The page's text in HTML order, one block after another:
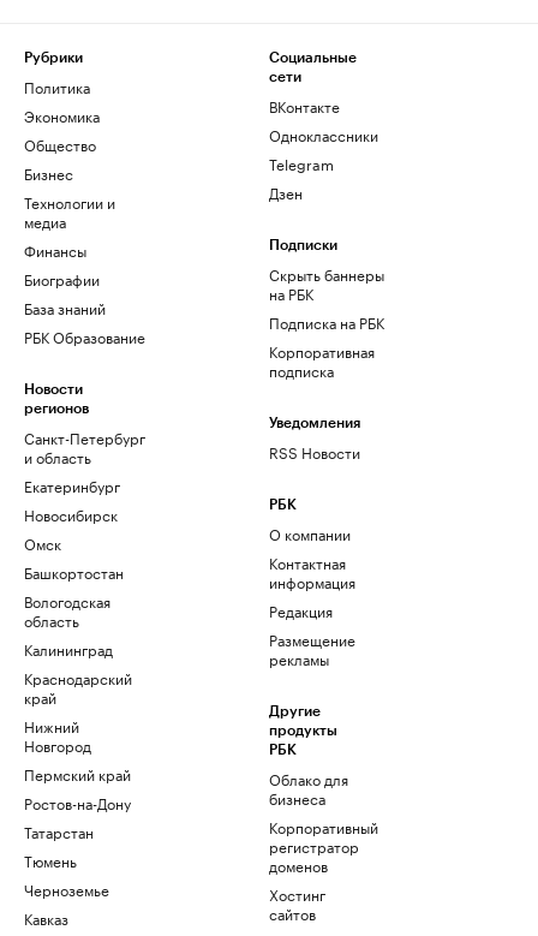
Рубрики
Политика
Экономика
Общество
Бизнес
Технологии и
медиа
Финансы
Биографии
База знаний
РБК Образование
Новости
регионов
Санкт-Петербург
и область
Екатеринбург
Новосибирск
Омск
Башкортостан
Вологодская
область
Калининград
Краснодарский
край
Нижний
Новгород
Пермский край
Ростов-на-Дону
Татарстан
Тюмень
Черноземье
Кавказ
Социальные
сети
ВКонтакте
Одноклассники
Telegram
Дзен
Подписки
Скрыть баннеры
на РБК
Подписка на РБК
Корпоративная
подписка
Уведомления
RSS Новости
РБК
О компании
Контактная
информация
Редакция
Размещение
рекламы
Другие
продукты
РБК
Облако для
бизнеса
Корпоративный
регистратор
доменов
Хостинг
сайтов